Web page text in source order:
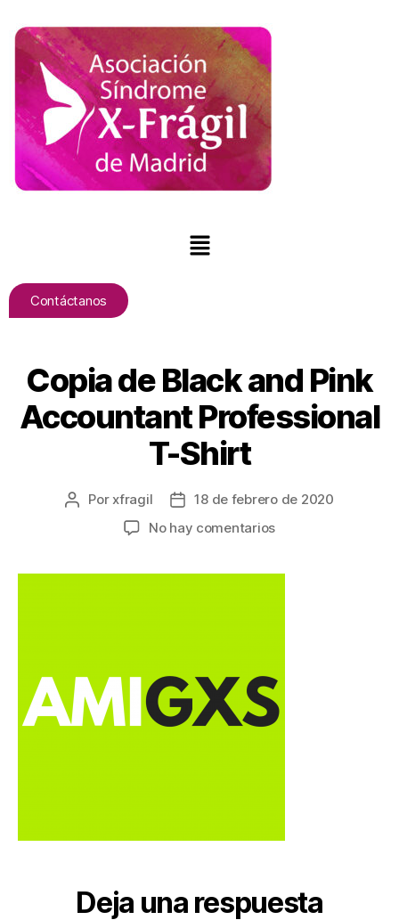
Contáctanos
Copia de Black and Pink
Accountant Professional
T-Shirt
Porxfragil
18 de febrero de 2020
No hay comentarios
Deja una respuesta